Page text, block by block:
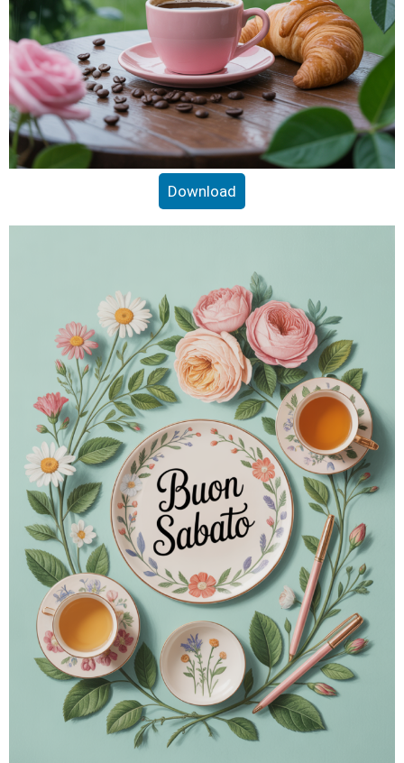
Download